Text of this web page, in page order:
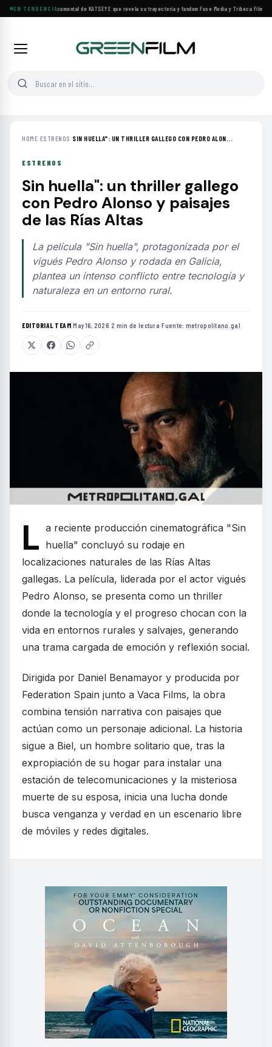
EN TENDENCIA
Llega a cines el documental de KATSEYE que revela su trayectoria y fandom·Fuse Media y Tribeca Films
HOME›ESTRENOS ›SIN HUELLA": UN THRILLER GALLEGO CON PEDRO ALON...
ESTRENOS
Sin huella": un thriller gallego
con Pedro Alonso y paisajes
de las Rías Altas
La película "Sin huella", protagonizada por el
vigués Pedro Alonso y rodada en Galicia,
plantea un intenso conflicto entre tecnología y
naturaleza en un entorno rural.
EDITORIAL TEAM·May 16, 2026·2 min de lectura·Fuente: metropolitano.gal
L a reciente producción cinematográfica "Sin
huella" concluyó su rodaje en
localizaciones naturales de las Rías Altas
gallegas. La película, liderada por el actor vigués
Pedro Alonso, se presenta como un thriller
donde la tecnología y el progreso chocan con la
vida en entornos rurales y salvajes, generando
una trama cargada de emoción y reflexión social.
Dirigida por Daniel Benamayor y producida por
Federation Spain junto a Vaca Films, la obra
combina tensión narrativa con paisajes que
actúan como un personaje adicional. La historia
sigue a Biel, un hombre solitario que, tras la
expropiación de su hogar para instalar una
estación de telecomunicaciones y la misteriosa
muerte de su esposa, inicia una lucha donde
busca venganza y verdad en un escenario libre
de móviles y redes digitales.